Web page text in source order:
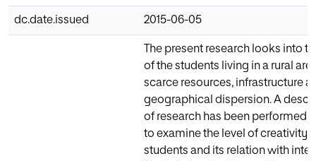
dc.date.issued 2015-06-05
The present research looks into
of the students living in a rural
scarce resources, infrastructure
geographical dispersion. A
of research has been performed
to examine the level of creativity
students and its relation with